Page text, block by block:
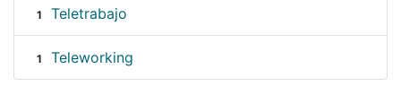
1 Teletrabajo
1 Teleworking